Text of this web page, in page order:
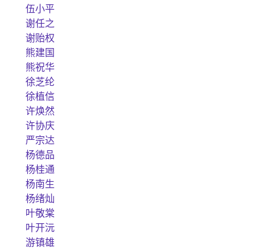
伍小平
谢任之
谢贻权
熊建国
熊祝华
徐芝纶
徐植信
许焕然
许协庆
严宗达
杨德品
杨桂通
杨南生
杨绪灿
叶敬棠
叶开沅
游镇雄